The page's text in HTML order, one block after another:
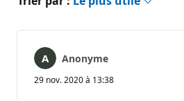
Anonyme
29 nov. 2020 à 13:38